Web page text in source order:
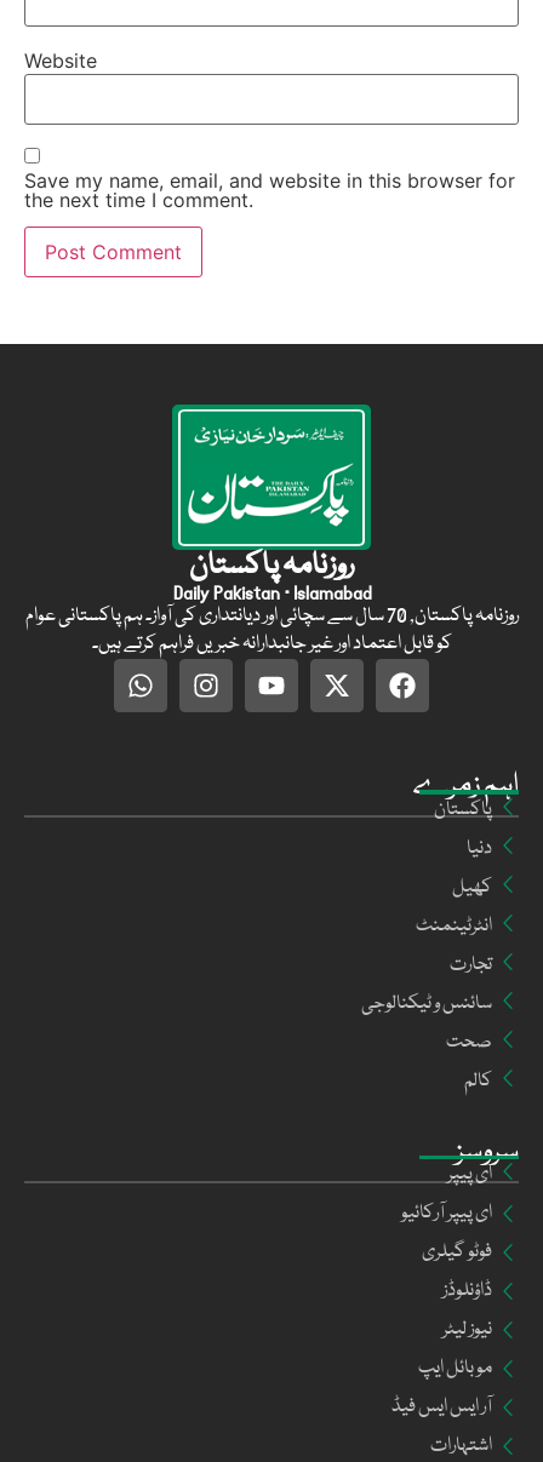
Website
Save my name, email, and website in this browser for
the next time I comment.
سروسز
ای پیپر
ای پیپر آرکائیو
فوٹو گیلری
ڈاؤنلوڈز
نیوز لیٹر
موبائل ایپ
آر ایس ایس فیڈ
اشتہارات
اہم زمرے
پاکستان
دنیا
کھیل
انٹرٹینمنٹ
تجارت
سائنس و ٹیکنالوجی
صحت
کالم
روزنامہ پاکستان
Daily Pakistan · Islamabad
روزنامہ پاکستان, 70 سال سے سچائی اور دیانتداری کی آواز۔ ہم پاکستانی عوام
کو قابل اعتماد اور غیر جانبدارانہ خبریں فراہم کرتے ہیں۔